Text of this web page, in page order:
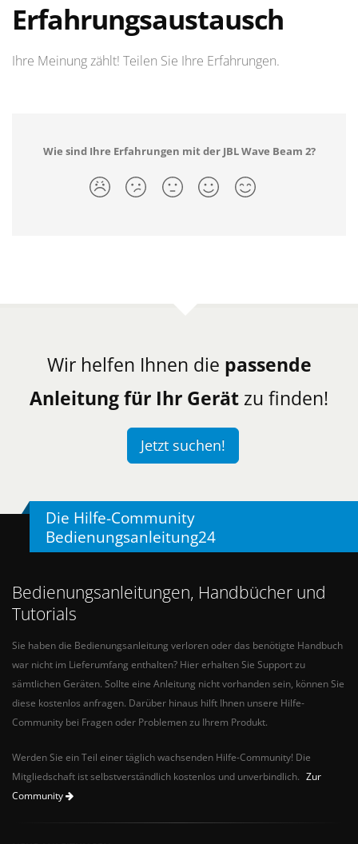
Erfahrungsaustausch
Ihre Meinung zählt! Teilen Sie Ihre Erfahrungen.
Wie sind Ihre Erfahrungen mit der JBL Wave Beam 2?
Wir helfen Ihnen die passende
Anleitung für Ihr Gerät zu finden!
Jetzt suchen!
Die Hilfe-Community
Bedienungsanleitung24
Bedienungsanleitungen, Handbücher und
Tutorials
Sie haben die Bedienungsanleitung verloren oder das benötigte Handbuch
war nicht im Lieferumfang enthalten? Hier erhalten Sie Support zu
sämtlichen Geräten. Sollte eine Anleitung nicht vorhanden sein, können Sie
diese kostenlos anfragen. Darüber hinaus hilft Ihnen unsere Hilfe-
Community bei Fragen oder Problemen zu Ihrem Produkt.
Werden Sie ein Teil einer täglich wachsenden Hilfe-Community! Die
Mitgliedschaft ist selbstverständlich kostenlos und unverbindlich. Zur
Community